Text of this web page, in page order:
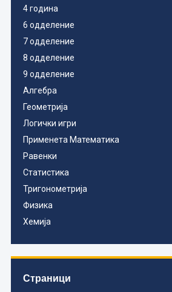
4 година
6 одделение
7 одделение
8 одделение
9 одделение
Алгебра
Геометрија
Логички игри
Применета Математика
Равенки
Статистика
Тригонометрија
Физика
Хемија
Страници